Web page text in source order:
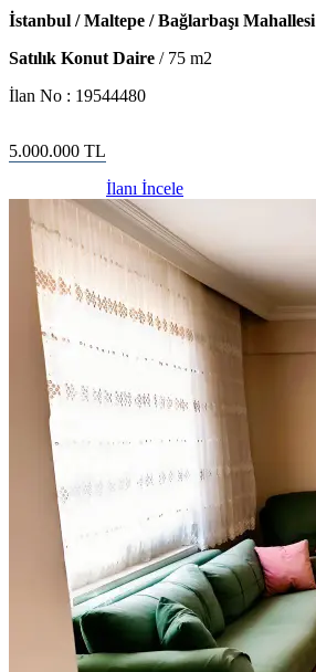
İstanbul / Maltepe / Bağlarbaşı Mahallesi
Satılık Konut Daire / 75 m2
İlan No : 19544480
5.000.000 TL
İlanı İncele